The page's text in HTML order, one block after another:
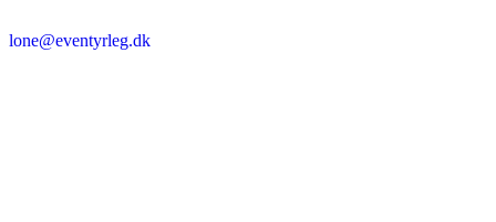
lone@eventyrleg.dk